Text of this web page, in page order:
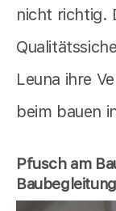
nicht richtig.
Leuna ihre
beim bauen
Pfusch am